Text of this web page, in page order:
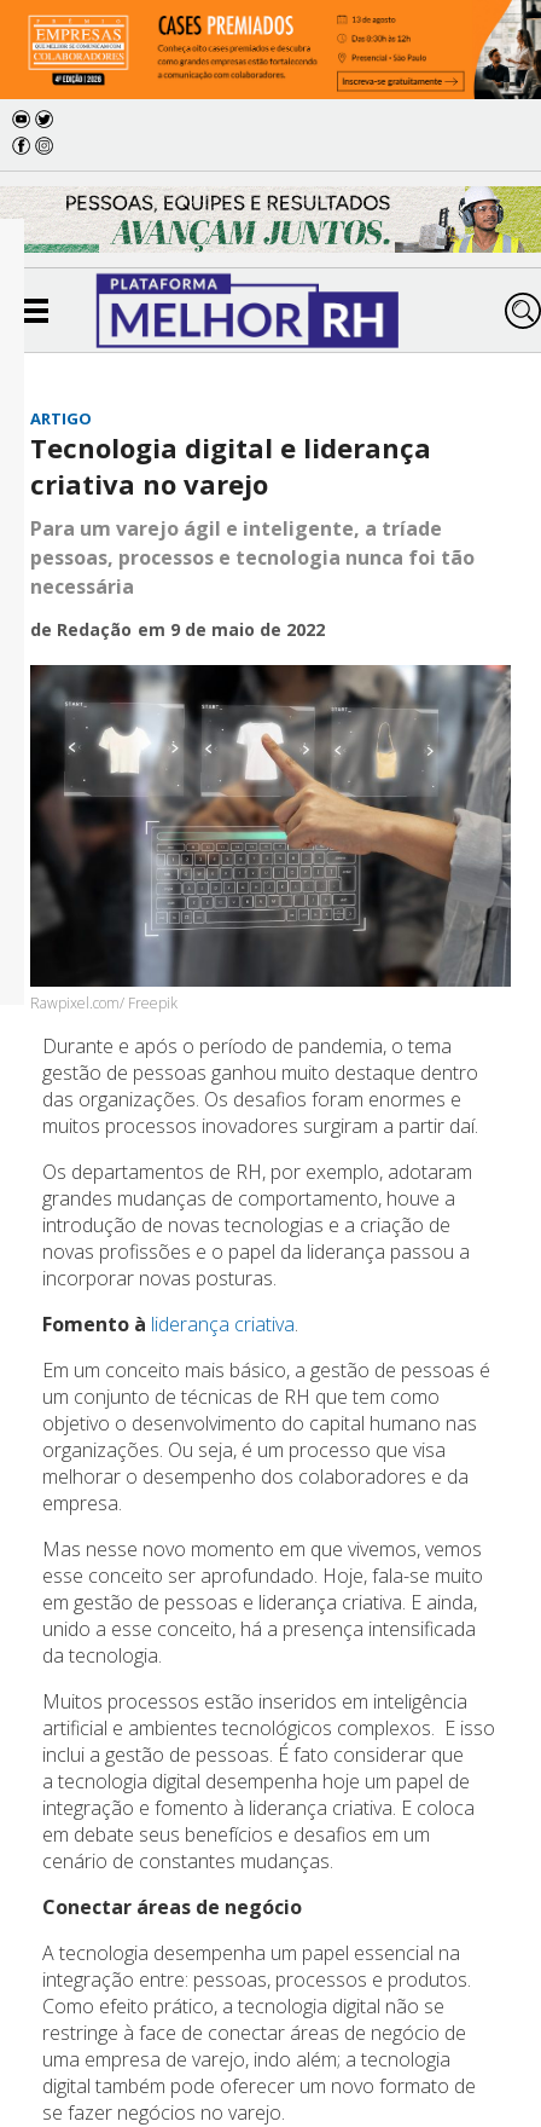
ARTIGO
Tecnologia digital e liderança
criativa no varejo
Para um varejo ágil e inteligente, a tríade
pessoas, processos e tecnologia nunca foi tão
necessária
de Redação em 9 de maio de 2022
Rawpixel.com/ Freepik
Durante e após o período de pandemia, o tema
gestão de pessoas ganhou muito destaque dentro
das organizações. Os desafios foram enormes e
muitos processos inovadores surgiram a partir daí.
Os departamentos de RH, por exemplo, adotaram
grandes mudanças de comportamento, houve a
introdução de novas tecnologias e a criação de
novas profissões e o papel da liderança passou a
incorporar novas posturas.
Fomento à liderança criativa.
Em um conceito mais básico, a gestão de pessoas é
um conjunto de técnicas de RH que tem como
objetivo o desenvolvimento do capital humano nas
organizações. Ou seja, é um processo que visa
melhorar o desempenho dos colaboradores e da
empresa.
Mas nesse novo momento em que vivemos, vemos
esse conceito ser aprofundado. Hoje, fala-se muito
em gestão de pessoas e liderança criativa. E ainda,
unido a esse conceito, há a presença intensificada
da tecnologia.
Muitos processos estão inseridos em inteligência
artificial e ambientes tecnológicos complexos. E isso
inclui a gestão de pessoas. É fato considerar que
a tecnologia digital desempenha hoje um papel de
integração e fomento à liderança criativa. E coloca
em debate seus benefícios e desafios em um
cenário de constantes mudanças.
Conectar áreas de negócio
A tecnologia desempenha um papel essencial na
integração entre: pessoas, processos e produtos.
Como efeito prático, a tecnologia digital não se
restringe à face de conectar áreas de negócio de
uma empresa de varejo, indo além; a tecnologia
digital também pode oferecer um novo formato de
se fazer negócios no varejo.